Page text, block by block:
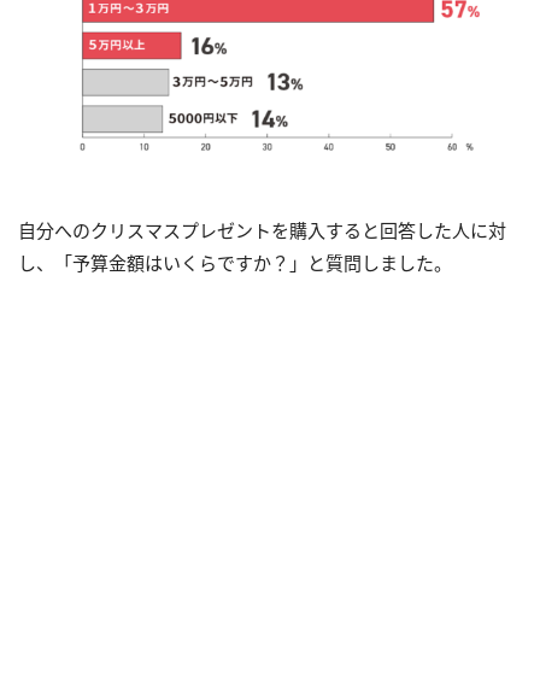
⾃分へのクリスマスプレゼントを購入すると回答した人に対
し、「予算金額はいくらですか？」と質問しました。